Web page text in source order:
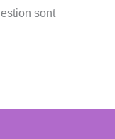
sont